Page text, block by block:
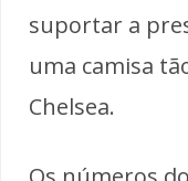
suportar a
uma camisa
Chelsea.